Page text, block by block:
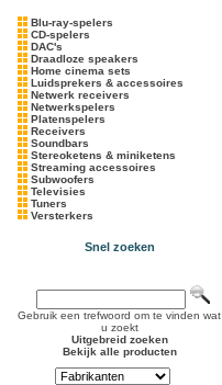
Blu-ray-spelers
CD-spelers
DAC's
Draadloze speakers
Home cinema sets
Luidsprekers & accessoires
Netwerk receivers
Netwerkspelers
Platenspelers
Receivers
Soundbars
Stereoketens & miniketens
Streaming accessoires
Subwoofers
Televisies
Tuners
Versterkers
Snel zoeken
Gebruik een trefwoord om te vinden wat
u zoekt
Uitgebreid zoeken
Bekijk alle producten